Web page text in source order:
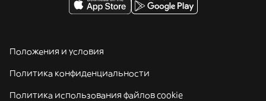
Положения и условия
Политика конфиденциальности
Политика использования файлов cookie